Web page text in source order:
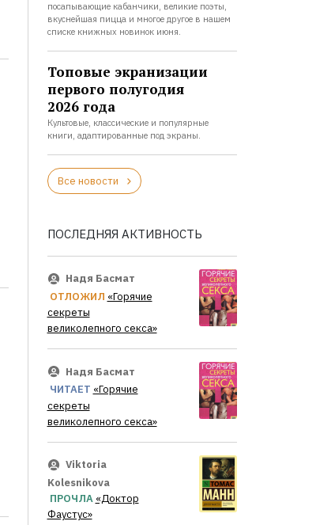
посапывающие кабанчики, великие поэты,
вкуснейшая пицца и многое другое в нашем
списке книжных новинок июня.
Топовые экранизации
первого полугодия
2026 года
Культовые, классические и популярные
книги, адаптированные под экраны.
Все новости
ПОСЛЕДНЯЯ АКТИВНОСТЬ
Надя Басмат
ОТЛОЖИЛ «Горячие
секреты
великолепного секса»
Надя Басмат
ЧИТАЕТ «Горячие
секреты
великолепного секса»
Viktoria
Kolesnikova
ПРОЧЛА «Доктор
Фаустус»